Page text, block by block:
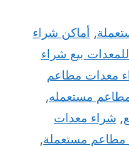
, أماكن شراء
بيع شراء
معدات مطاعم
مستعمله,
, شراء معدات
مستعملة,